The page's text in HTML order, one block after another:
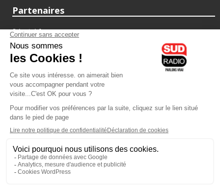
Partenaires
fiducial.fr
lyoncapitale.fr
olympique-et-lyonnais.com
L'application Iphone / Android
Téléchargez l'application
Les cookies
Gestion des cookies
Crédit photos : ©Sud Radio / Pierre Olivier